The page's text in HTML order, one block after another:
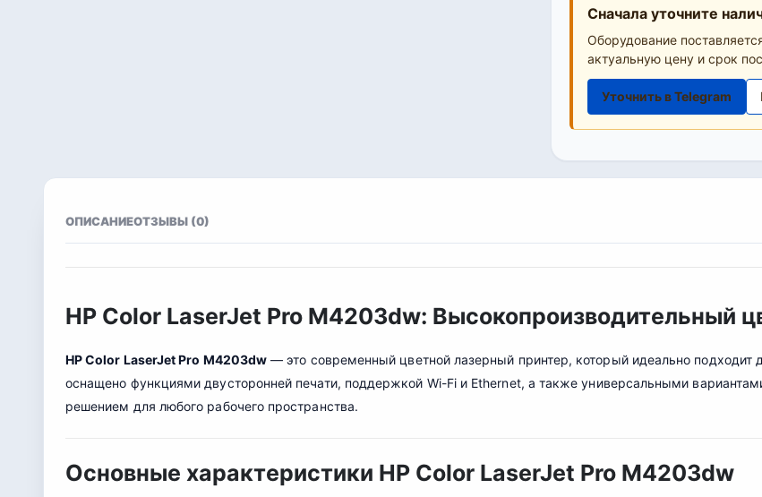
Сначала уточните
Оборудование
актуальную цену и срок
Уточнить в Telegram
ОПИСАНИЕОТЗЫВЫ (0)
HP Color LaserJet Pro M4203dw: Высокопроизводительный
HP Color LaserJet Pro M4203dw — это современный цветной лазерный принтер, который идеально подходит
оснащено функциями двусторонней печати, поддержкой Wi-Fi и Ethernet, а также универсальными
решением для любого рабочего пространства.
Основные характеристики HP Color LaserJet Pro M4203dw